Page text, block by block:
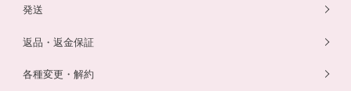
発送
返品・返金保証
各種変更・解約